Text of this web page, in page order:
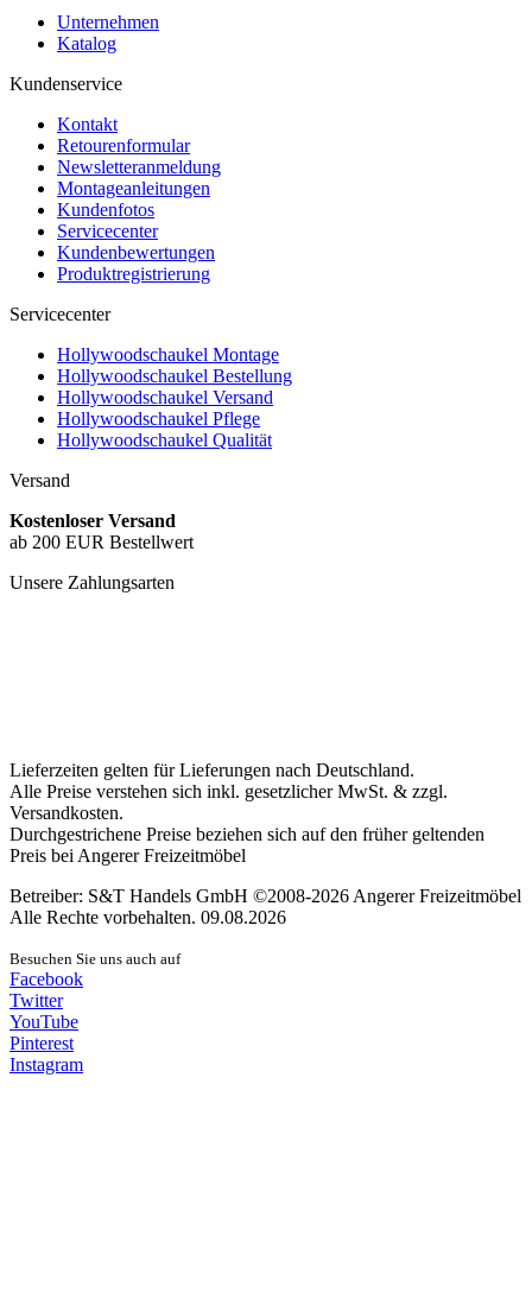
Unternehmen
Katalog
Kundenservice
Kontakt
Retourenformular
Newsletteranmeldung
Montageanleitungen
Kundenfotos
Servicecenter
Kundenbewertungen
Produktregistrierung
Servicecenter
Hollywoodschaukel Montage
Hollywoodschaukel Bestellung
Hollywoodschaukel Versand
Hollywoodschaukel Pflege
Hollywoodschaukel Qualität
Versand
Kostenloser Versand
ab 200 EUR Bestellwert
Unsere Zahlungsarten
Lieferzeiten gelten für Lieferungen nach Deutschland.
Alle Preise verstehen sich inkl. gesetzlicher MwSt. & zzgl.
Versandkosten.
Durchgestrichene Preise beziehen sich auf den früher geltenden
Preis bei Angerer Freizeitmöbel
Betreiber: S&T Handels GmbH ©2008-2026 Angerer Freizeitmöbel
Alle Rechte vorbehalten. 09.08.2026
Besuchen Sie uns auch auf
Facebook
Twitter
YouTube
Pinterest
Instagram